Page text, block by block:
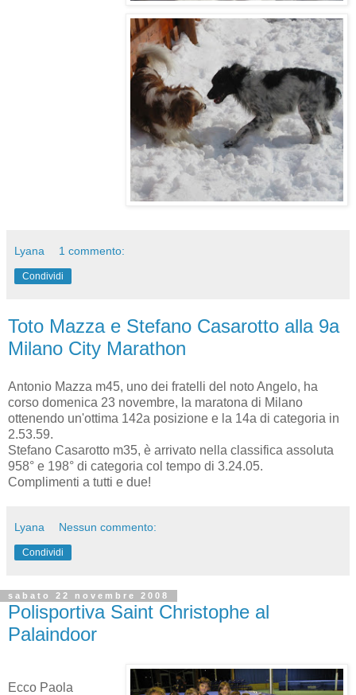
Lyana 1 commento:
Condividi
Toto Mazza e Stefano Casarotto alla 9a
Milano City Marathon
Antonio Mazza m45, uno dei fratelli del noto Angelo, ha
corso domenica 23 novembre, la maratona di Milano
ottenendo un'ottima 142a posizione e la 14a di categoria in
2.53.59.
Stefano Casarotto m35, è arrivato nella classifica assoluta
958° e 198° di categoria col tempo di 3.24.05.
Complimenti a tutti e due!
Lyana Nessun commento:
Condividi
sabato 22 novembre 2008
Polisportiva Saint Christophe al
Palaindoor
Ecco Paola